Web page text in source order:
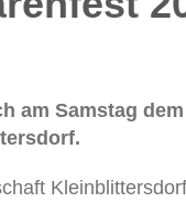
am Samstag dem